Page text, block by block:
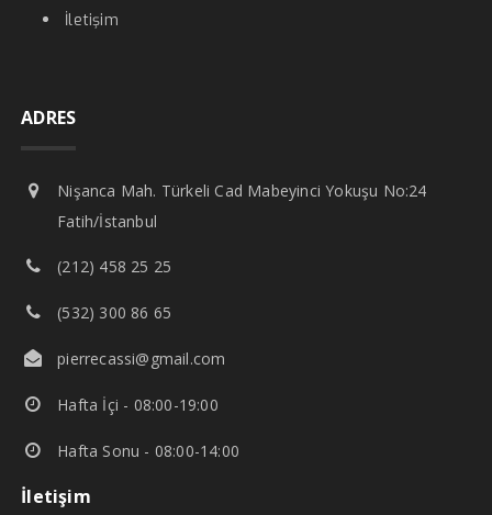
İletişim
ADRES
Nişanca Mah. Türkeli Cad Mabeyinci Yokuşu No:24
Fatih/İstanbul
(212) 458 25 25
(532) 300 86 65
pierrecassi@gmail.com
Hafta İçi - 08:00-19:00
Hafta Sonu - 08:00-14:00
İletişim